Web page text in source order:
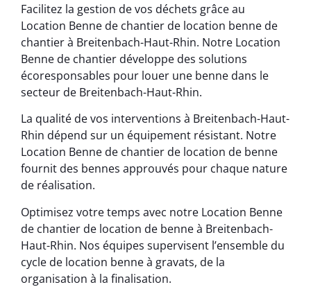
Facilitez la gestion de vos déchets grâce au
Location Benne de chantier de location benne de
chantier à Breitenbach-Haut-Rhin. Notre Location
Benne de chantier développe des solutions
écoresponsables pour louer une benne dans le
secteur de Breitenbach-Haut-Rhin.
La qualité de vos interventions à Breitenbach-Haut-
Rhin dépend sur un équipement résistant. Notre
Location Benne de chantier de location de benne
fournit des bennes approuvés pour chaque nature
de réalisation.
Optimisez votre temps avec notre Location Benne
de chantier de location de benne à Breitenbach-
Haut-Rhin. Nos équipes supervisent l’ensemble du
cycle de location benne à gravats, de la
organisation à la finalisation.